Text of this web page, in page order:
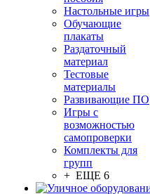
Настольные игры
Обучающие
плакаты
Раздаточный
материал
Тестовые
материалы
Развивающие ПО
Игры с
возможностью
самопроверки
Комплекты для
групп
+ ЕЩЕ 6